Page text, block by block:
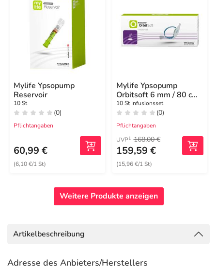
Mylife Ypsopump
Reservoir
10 St
(0)
Pflichtangaben
60,99 €
(6,10 €/1 St)
Mylife Ypsopump
Orbitsoft 6 mm / 80 cm
Infusionsset
10 St Infusionsset
(0)
Pflichtangaben
UVP1 168,00 €
159,59 €
(15,96 €/1 St)
Weitere Produkte anzeigen
Artikelbeschreibung
Adresse des Anbieters/Herstellers